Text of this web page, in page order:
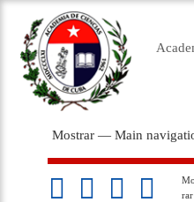
Main
navigation
Mostrar — Main
Inicio
Acerca de
Membresía
rar